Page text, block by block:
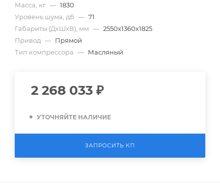
Масса, кг — 1830
Уровень шума, дБ — 71
Габариты (ДхШхВ), мм — 2550х1360х1825
Привод — Прямой
Тип компрессора — Масляный
2 268 033 ₽
УТОЧНЯЙТЕ НАЛИЧИЕ
ЗАПРОСИТЬ КП